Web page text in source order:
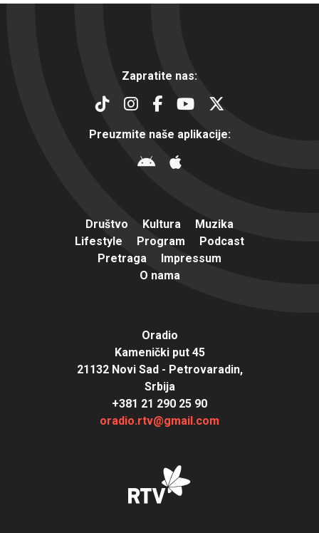
Zapratite nas:
Preuzmite naše aplikacije:
Društvo Kultura
Muzika
Lifestyle
Program
Podcast
Pretraga
Impressum
O nama
Oradio
Kamenički put 45
21132 Novi Sad - Petrovaradin,
Srbija
+381 21 290 25 90
oradio.rtv@gmail.com